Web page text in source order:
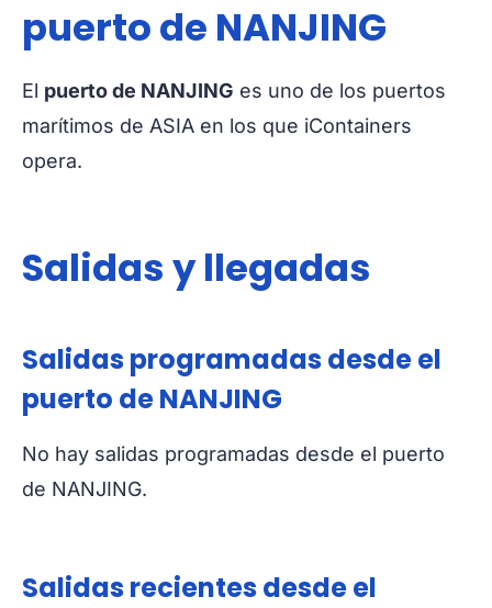
puerto de NANJING
El puerto de NANJING es uno de los puertos
marítimos de ASIA en los que iContainers
opera.
Salidas y llegadas
Salidas programadas desde el
puerto de NANJING
No hay salidas programadas desde el puerto
de NANJING.
Salidas recientes desde el